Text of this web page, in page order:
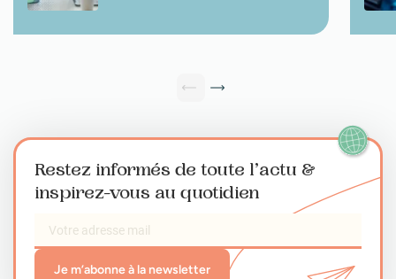
Restez informés de toute l’actu &
inspirez-vous au quotidien
Je m’abonne à la newsletter